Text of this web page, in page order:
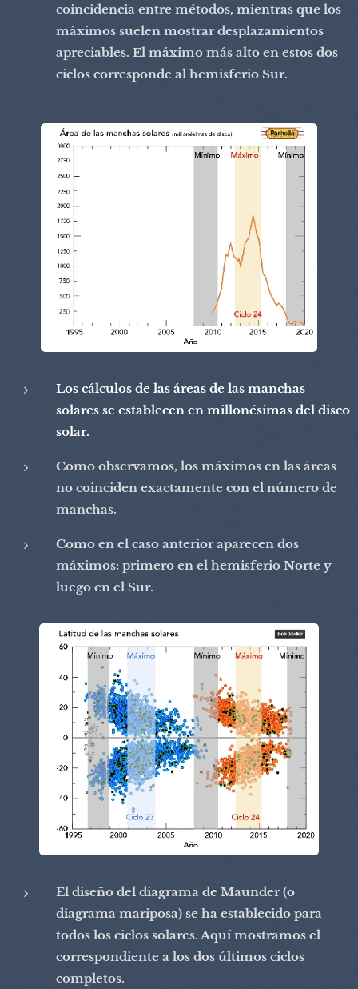
coincidencia entre métodos, mientras que los
máximos suelen mostrar desplazamientos
apreciables. El máximo más alto en estos dos
ciclos corresponde al hemisferio Sur.
Los cálculos de las áreas de las manchas
solares se establecen en millonésimas del disco
solar.
Como observamos, los máximos en las áreas
no coinciden exactamente con el número de
manchas.
Como en el caso anterior aparecen dos
máximos: primero en el hemisferio Norte y
luego en el Sur.
El diseño del diagrama de Maunder (o
diagrama mariposa) se ha establecido para
todos los ciclos solares. Aquí mostramos el
correspondiente a los dos últimos ciclos
completos.